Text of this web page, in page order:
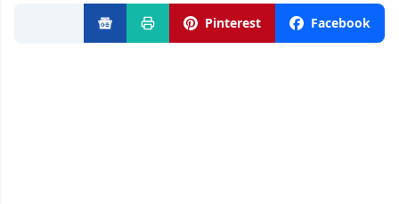
Pinterest Facebook